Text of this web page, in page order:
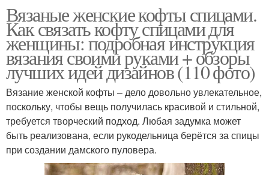
Вязаные женские кофты спицами.
Как связать кофту спицами для
женщины: подробная инструкция
вязания своими руками + обзоры
лучших идей дизайнов (110 фото)
Вязание женской кофты – дело довольно увлекательное,
поскольку, чтобы вещь получилась красивой и стильной,
требуется творческий подход. Любая задумка может
быть реализована, если рукодельница берётся за спицы
при создании дамского пуловера.